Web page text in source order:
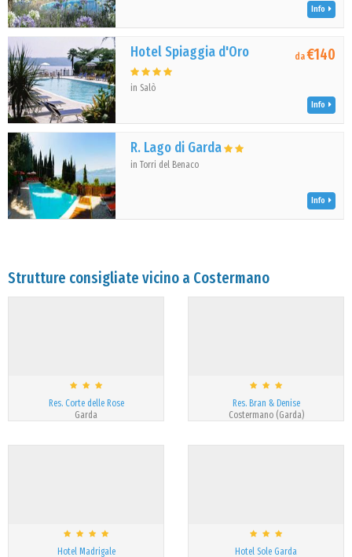
Info
Hotel Spiaggia d'Oro
in Salò
da€140
Info
R. Lago di Garda
in Torri del Benaco
Info
Strutture consigliate vicino a Costermano
Res. Corte delle Rose
Garda
Res. Bran & Denise
Costermano (Garda)
Hotel Madrigale
Hotel Sole Garda